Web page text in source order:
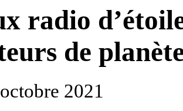
radio
de
2021